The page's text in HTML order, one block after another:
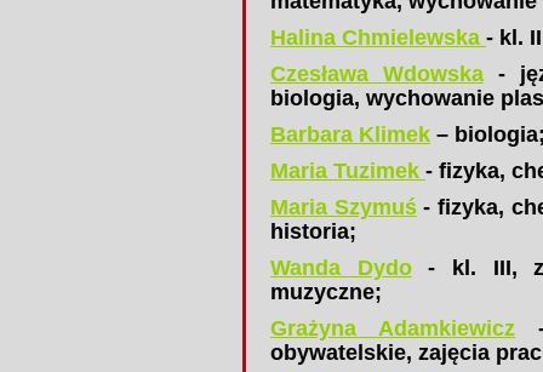
Halina Chmielewska - kl.
Czesława Wdowska-
biologia, wychowanie
Barbara Klimek –
Maria Tuzimek - fizyka,
Maria Szymuś- fizyka,
historia;
Wanda Dydo- kl. III,
muzyczne;
Grażyna Adamkiewicz -
obywatelskie, zajęcia